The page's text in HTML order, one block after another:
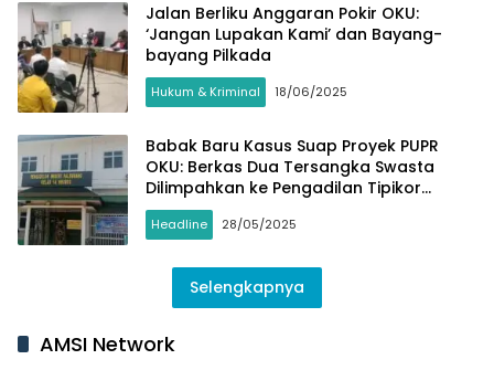
Jalan Berliku Anggaran Pokir OKU:
‘Jangan Lupakan Kami’ dan Bayang-
bayang Pilkada
Hukum & Kriminal 18/06/2025
Babak Baru Kasus Suap Proyek PUPR
OKU: Berkas Dua Tersangka Swasta
Dilimpahkan ke Pengadilan Tipikor
Palembang
Headline 28/05/2025
Selengkapnya
AMSI Network